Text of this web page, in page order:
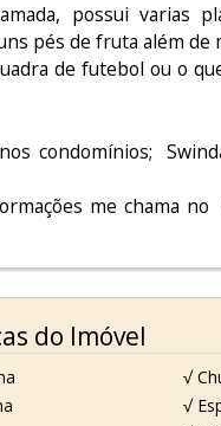
possui varias
pés de fruta além de
de futebol ou o
condomínios;
me chama
do Imóvel
√
√